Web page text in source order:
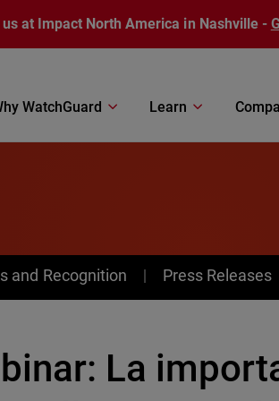
at Impact North America in Nashville -
WatchGuard Learn
and Recognition Press Releases
La